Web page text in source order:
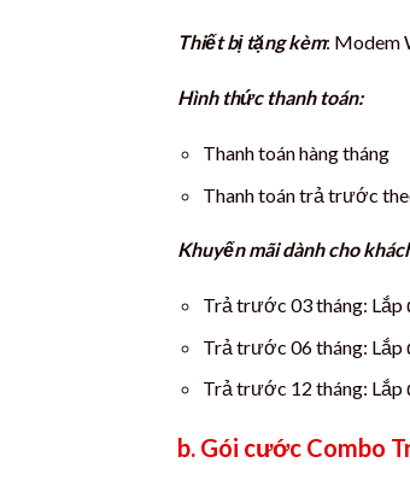
Thiết bị tặng kèm: Modem
Hình thức thanh toán:
Thanh toán hàng tháng
Thanh toán trả trước
Khuyến mãi dành cho
Trả trước 03 tháng: Lắp
Trả trước 06 tháng: Lắp
Trả trước 12 tháng: Lắp
b. Gói cước Combo